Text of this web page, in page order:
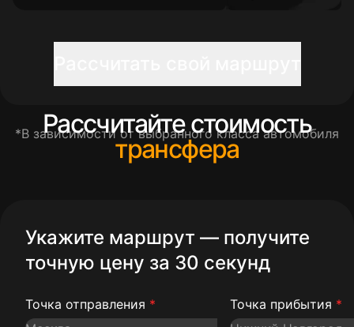
*В зависимости от выбранного класса автомобиля
Рассчитайте стоимость
трансфера
Укажите маршрут — получите
точную цену за 30 секунд
Точка отправления * Точка прибытия *